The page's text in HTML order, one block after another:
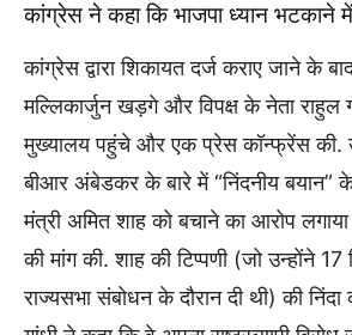
कांग्रेस ने कहा कि भाजपा ध्यान भटकाने
कांग्रेस द्वारा शिकायत दर्ज कराए जाने के
मल्लिकार्जुन खड़गे और विपक्ष के नेता राहुल
मुख्यालय पहुंचे और एक प्रेस कॉन्फ्रेंस की.
बीआर अंबेडकर के बारे में “निंदनीय बयान”
मंत्री अमित शाह को बचाने का आरोप
की मांग की. शाह की टिप्पणी (जो उन्होंने
राज्यसभा संबोधन के दौरान दी थी) की